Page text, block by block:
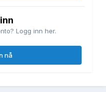
Logg inn her.
nå